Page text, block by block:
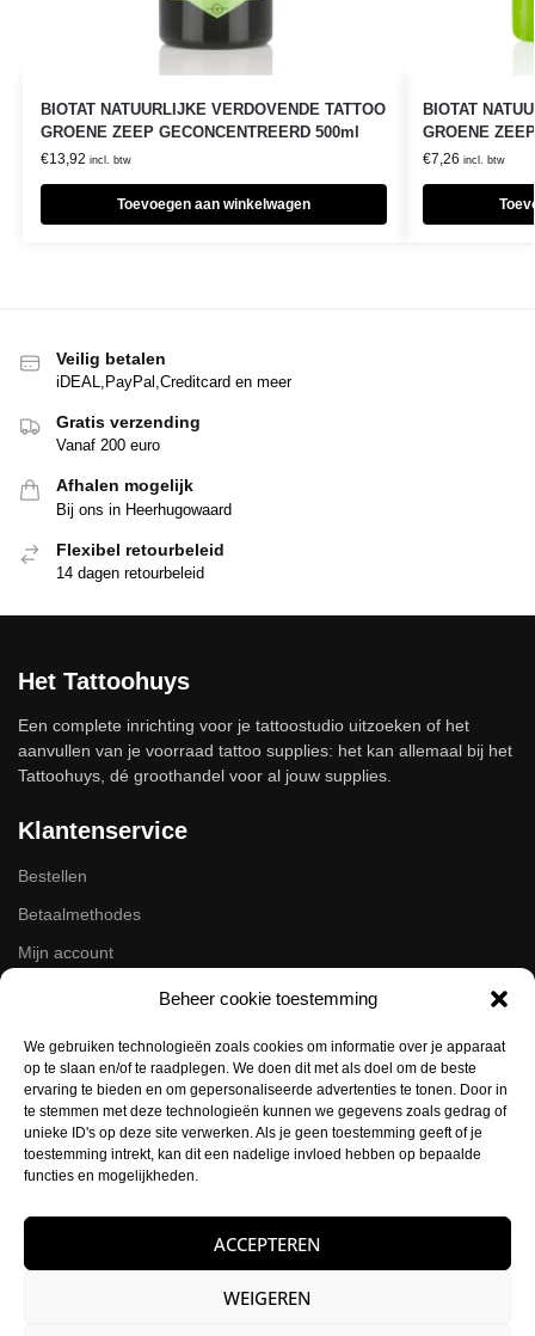
Beheer cookie toestemming
We gebruiken technologieën zoals cookies om informatie over je apparaat
op te slaan en/of te raadplegen. We doen dit met als doel om de beste
ervaring te bieden en om gepersonaliseerde advertenties te tonen. Door in
te stemmen met deze technologieën kunnen we gegevens zoals gedrag of
unieke ID's op deze site verwerken. Als je geen toestemming geeft of je
toestemming intrekt, kan dit een nadelige invloed hebben op bepaalde
functies en mogelijkheden.
ACCEPTEREN
WEIGEREN
BIOTAT NATUURLIJKE VERDOVENDE TATTOO
GROENE ZEEP GECONCENTREERD 500ml
€13,92 incl. btw
Toevoegen aan winkelwagen
BIOTAT
GROENE
€7,26 incl. btw
Veilig betalen
iDEAL,PayPal,Creditcard en meer
Gratis verzending
Vanaf 200 euro
Afhalen mogelijk
Bij ons in Heerhugowaard
Flexibel retourbeleid
14 dagen retourbeleid
Het Tattoohuys
Een complete inrichting voor je tattoostudio uitzoeken of het
aanvullen van je voorraad tattoo supplies: het kan allemaal bij het
Tattoohuys, dé groothandel voor al jouw supplies.
Klantenservice
Bestellen
Betaalmethodes
Mijn account
Volg ons op de socials
Instagram
Facebook